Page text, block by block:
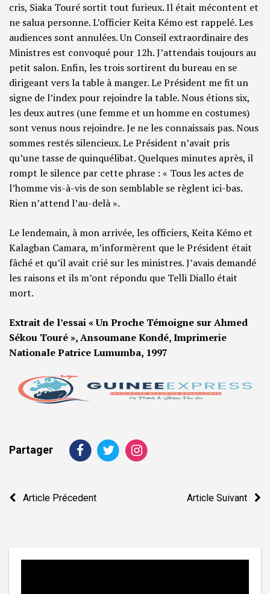
cris, Siaka Touré sortit tout furieux. Il était mécontent et
ne salua personne. L’officier Keita Kémo est rappelé. Les
audiences sont annulées. Un Conseil extraordinaire des
Ministres est convoqué pour 12h. J’attendais toujours au
petit salon. Enfin, les trois sortirent du bureau en se
dirigeant vers la table à manger. Le Président me fit un
signe de l’index pour rejoindre la table. Nous étions six,
les deux autres (une femme et un homme en costumes)
sont venus nous rejoindre. Je ne les connaissais pas. Nous
sommes restés silencieux. Le Président n’avait pris
qu’une tasse de quinquélibat. Quelques minutes après, il
rompt le silence par cette phrase : « Tous les actes de
l’homme vis-à-vis de son semblable se règlent ici-bas.
Rien n’attend l’au-delà ».
Le lendemain, à mon arrivée, les officiers, Keita Kémo et
Kalagban Camara, m’informèrent que le Président était
fâché et qu’il avait crié sur les ministres. J’avais demandé
les raisons et ils m’ont répondu que Telli Diallo était
mort.
Extrait de l’essai « Un Proche Témoigne sur Ahmed
Sékou Touré », Ansoumane Kondé, Imprimerie
Nationale Patrice Lumumba, 1997
Partager
Navigation
Article Précedent Article Suivant